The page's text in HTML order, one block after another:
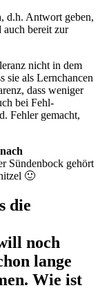
, d.h. Antwort geben,
bereit zur
nicht in dem
sie als Lernchancen
dass weniger
bei Fehl-
Fehler gemacht,
Sündenbock gehört
🙂
die
noch
lange
Wie ist